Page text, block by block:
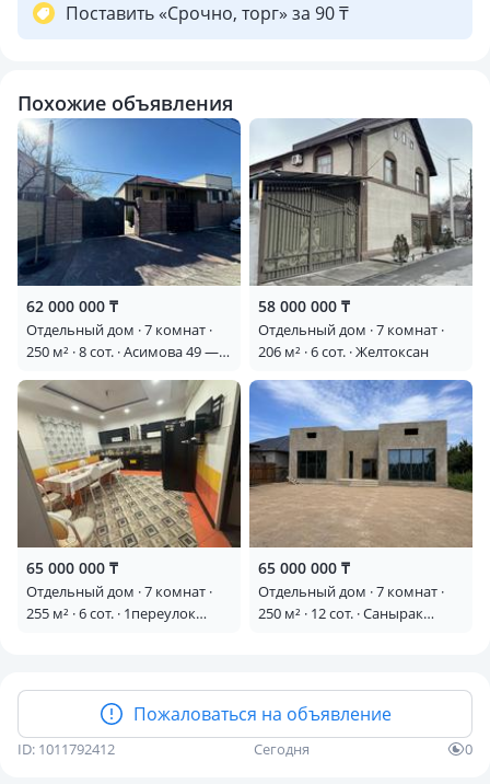
Поставить «Срочно, торг» за 90 ₸
Похожие объявления
62 000 000 ₸
Отдельный дом · 7 комнат ·
250 м² · 8 сот. · Асимова 49 —
Азербаева
58 000 000 ₸
Отдельный дом · 7 комнат ·
206 м² · 6 сот. · Желтоксан
65 000 000 ₸
Отдельный дом · 7 комнат ·
255 м² · 6 сот. · 1переулок
65 000 000 ₸
Отдельный дом · 7 комнат ·
250 м² · 12 сот. · Санырак
Пожаловаться на объявление
ID: 1011792412 Сегодня 0